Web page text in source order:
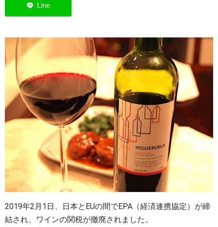
2019年2月1日、日本とEUの間でEPA（経済連携協定）が締
結され、ワインの関税が撤廃されました。